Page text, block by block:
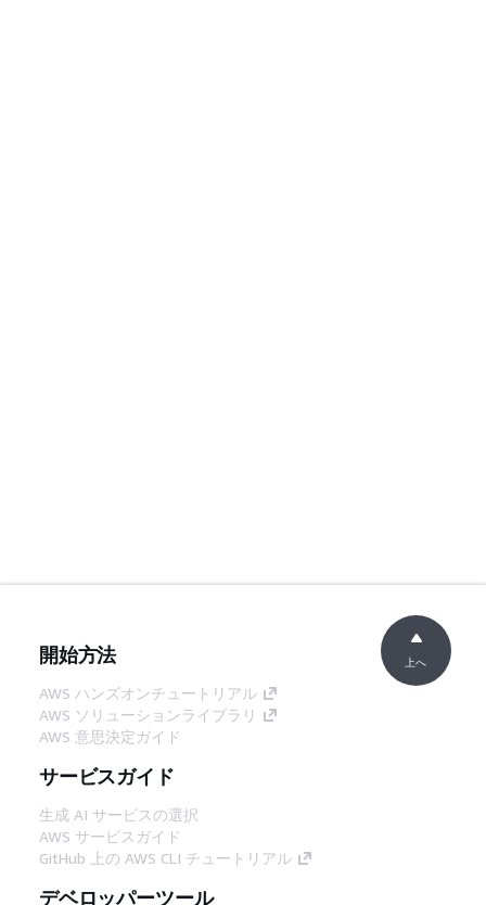
開始方法
AWS ハンズオンチュートリアル
AWS ソリューションライブラリ
AWS 意思決定ガイド
サービスガイド
生成 AI サービスの選択
AWS サービスガイド
GitHub 上の AWS CLI チュートリアル
デベロッパーツール
上へ